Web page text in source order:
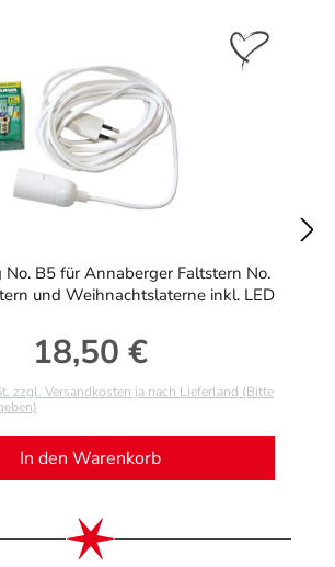
No. B5 für Annaberger Faltstern No.
und Weihnachtslaterne inkl. LED
Regulärer Preis:
18,50 €
zzgl. Versandkosten ja nach Lieferland (Bitte
In den Warenkorb